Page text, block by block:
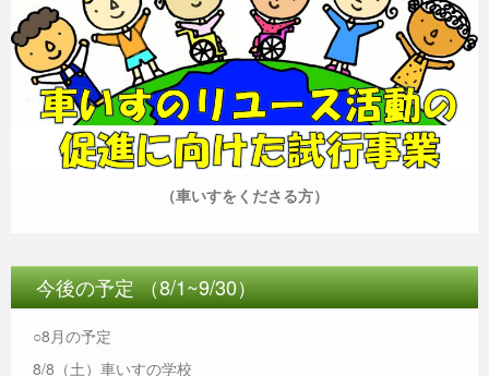
（車いすをくださる方）
今後の予定 （8/1~9/30）
○8月の予定
8/8（土）車いすの学校